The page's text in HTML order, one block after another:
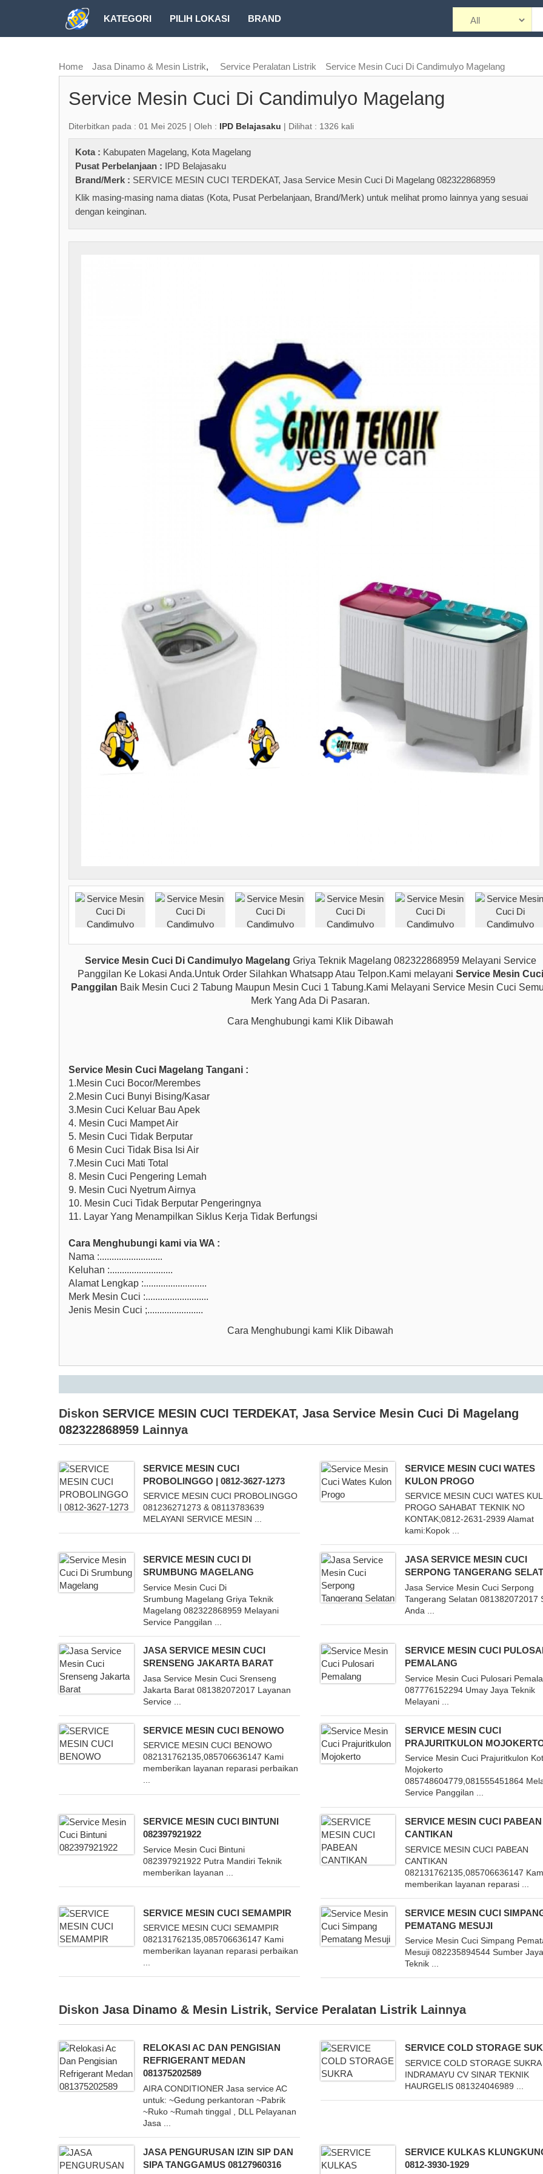
KATEGORI PILIH LOKASI BRAND
Home
Jasa Dinamo & Mesin Listrik, Service Peralatan Listrik Service Mesin Cuci Di Candimulyo Magelang
Service Mesin Cuci Di Candimulyo Magelang
Diterbitkan pada : 01 Mei 2025 | Oleh : IPD Belajasaku | Dilihat : 1326 kali
Kota : Kabupaten Magelang, Kota Magelang
Pusat Perbelanjaan : IPD Belajasaku
Brand/Merk : SERVICE MESIN CUCI TERDEKAT, Jasa Service Mesin Cuci Di Magelang 082322868959
Klik masing-masing nama diatas (Kota, Pusat Perbelanjaan, Brand/Merk) untuk melihat promo lainnya yang sesuai
dengan keinginan.
Service Mesin Cuci Di Candimulyo Magelang Griya Teknik Magelang 082322868959 Melayani Service
Panggilan Ke Lokasi Anda.Untuk Order Silahkan Whatsapp Atau Telpon.Kami melayani Service Mesin Cuci
Panggilan Baik Mesin Cuci 2 Tabung Maupun Mesin Cuci 1 Tabung.Kami Melayani Service Mesin Cuci
Merk Yang Ada Di Pasaran.
Cara Menghubungi kami Klik Dibawah
Service Mesin Cuci Magelang Tangani :
1.Mesin Cuci Bocor/Merembes
2.Mesin Cuci Bunyi Bising/Kasar
3.Mesin Cuci Keluar Bau Apek
4. Mesin Cuci Mampet Air
5. Mesin Cuci Tidak Berputar
6 Mesin Cuci Tidak Bisa Isi Air
7.Mesin Cuci Mati Total
8. Mesin Cuci Pengering Lemah
9. Mesin Cuci Nyetrum Airnya
10. Mesin Cuci Tidak Berputar Pengeringnya
11. Layar Yang Menampilkan Siklus Kerja Tidak Berfungsi
Cara Menghubungi kami via WA :
Nama :..........................
Keluhan :..........................
Alamat Lengkap :..........................
Merk Mesin Cuci :..........................
Jenis Mesin Cuci ;.......................
Cara Menghubungi kami Klik Dibawah
Diskon SERVICE MESIN CUCI TERDEKAT, Jasa Service Mesin Cuci Di Magelang
082322868959 Lainnya
SERVICE MESIN CUCI
PROBOLINGGO | 0812-3627-1273
SERVICE MESIN CUCI PROBOLINGGO
081236271273 & 08113783639
MELAYANI SERVICE MESIN ...
SERVICE MESIN CUCI WATES
KULON PROGO
SERVICE MESIN CUCI WATES
PROGO SAHABAT TEKNIK NO
KONTAK;0812-2631-2939 Alamat
kami:Kopok ...
SERVICE MESIN CUCI DI
SRUMBUNG MAGELANG
Service Mesin Cuci Di
Srumbung Magelang Griya Teknik
Magelang 082322868959 Melayani
Service Panggilan ...
JASA SERVICE MESIN CUCI
SERPONG TANGERANG
Jasa Service Mesin Cuci Serpong
Tangerang Selatan 081382072017
Anda ...
JASA SERVICE MESIN CUCI
SRENSENG JAKARTA BARAT
Jasa Service Mesin Cuci Srenseng
Jakarta Barat 081382072017 Layanan
Service ...
SERVICE MESIN CUCI
PEMALANG
Service Mesin Cuci Pulosari
087776152294 Umay Jaya Teknik
Melayani ...
SERVICE MESIN CUCI BENOWO
SERVICE MESIN CUCI BENOWO
082131762135,085706636147 Kami
memberikan layanan reparasi perbaikan
...
SERVICE MESIN CUCI
PRAJURITKULON
Service Mesin Cuci Prajuritkulon
Mojokerto
085748604779,081555451864
Service Panggilan ...
SERVICE MESIN CUCI BINTUNI
082397921922
Service Mesin Cuci Bintuni
082397921922 Putra Mandiri Teknik
memberikan layanan ...
SERVICE MESIN CUCI PABEAN
CANTIKAN
SERVICE MESIN CUCI PABEAN
CANTIKAN
082131762135,085706636147
memberikan layanan reparasi ...
SERVICE MESIN CUCI SEMAMPIR
SERVICE MESIN CUCI SEMAMPIR
082131762135,085706636147 Kami
memberikan layanan reparasi perbaikan
SERVICE MESIN CUCI
PEMATANG MESUJI
Service Mesin Cuci Simpang
Mesuji 082235894544 Sumber
Teknik ...
Diskon Jasa Dinamo & Mesin Listrik, Service Peralatan Listrik Lainnya
RELOKASI AC DAN PENGISIAN
REFRIGERANT MEDAN
081375202589
AIRA CONDITIONER Jasa service AC
untuk: ~Gedung perkantoran ~Pabrik
~Ruko ~Rumah tinggal , DLL Pelayanan
Jasa ...
SERVICE COLD STORAGE
SERVICE COLD STORAGE SUKRA
INDRAMAYU CV SINAR TEKNIK
HAURGELIS 081324046989 ...
JASA PENGURUSAN IZIN SIP DAN
SIPA TANGGAMUS 08127960316
SERVICE KULKAS
0812-3930-1929